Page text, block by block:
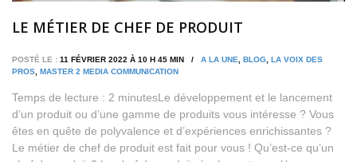
LE MÉTIER DE CHEF DE PRODUIT
POSTÉ LE : 11 FÉVRIER 2022 À 10 H 45 MIN / A LA UNE BLOG LA VOIX DES
PROS MASTER 2 MEDIA COMMUNICATION
Temps de lecture : 2 minutesLe développement et le lancement
d’un produit ou d’une gamme de produits vous intéresse ? Vous
êtes en quête de polyvalence et d’expériences enrichissantes ?
Le métier de chef de produit est fait pour vous ! Qu’est-ce qu’un